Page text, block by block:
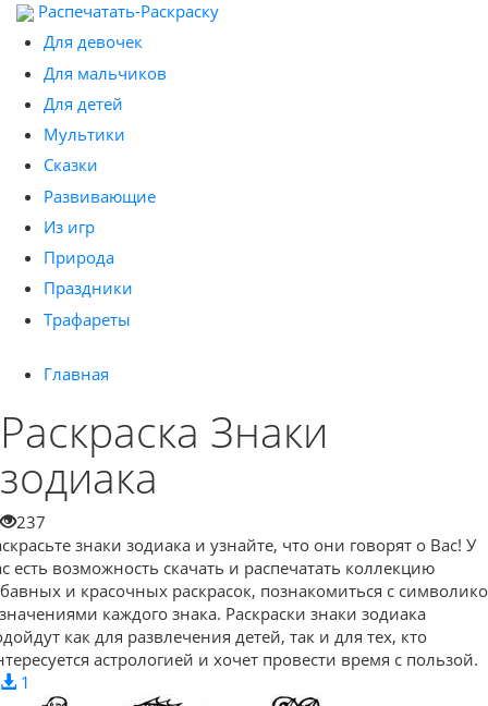
Распечатать-Раскраску
Для девочек
Для мальчиков
Для детей
Мультики
Сказки
Развивающие
Из игр
Природа
Праздники
Трафареты
Главная
Раскраска Знаки
зодиака
237
знаки зодиака и узнайте, что они говорят о Вас! У
есть возможность скачать и распечатать коллекцию
и красочных раскрасок, познакомиться с
каждого знака. Раскраски знаки зодиака
как для развлечения детей, так и для тех, кто
астрологией и хочет провести время с пользой.
1